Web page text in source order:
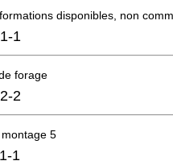
disponibles, non
1
forage
2
5
1